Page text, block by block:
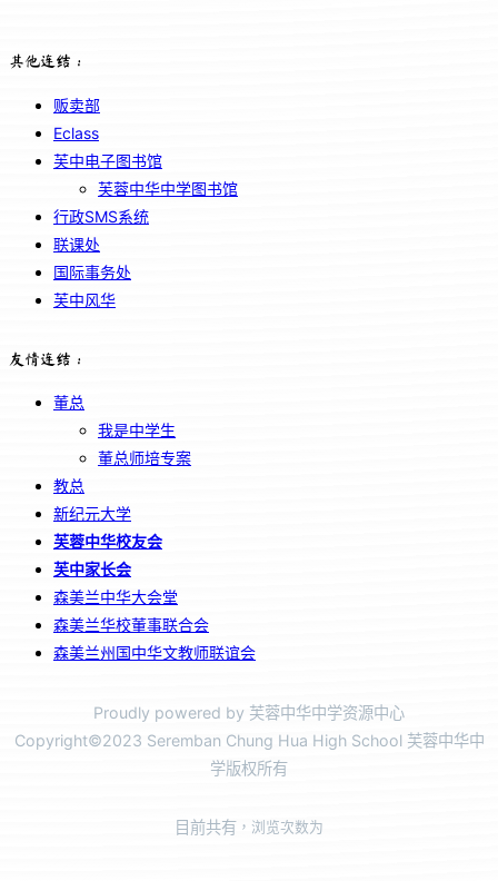
其他连结：
贩卖部
Eclass
芙中电子图书馆
芙蓉中华中学图书馆
行政SMS系统
联课处
国际事务处
芙中风华
友情连结：
董总
我是中学生
董总师培专案
教总
新纪元大学
芙蓉中华校友会
芙中家长会
森美兰中华大会堂
森美兰华校董事联合会
森美兰州国中华文教师联谊会
Proudly powered by 芙蓉中华中学资源中心
Copyright©2023 Seremban Chung Hua High School 芙蓉中华中
学版权所有
目前共有 ，浏览次数为